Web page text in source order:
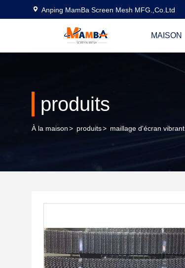
Anping MamBa Screen Mesh MFG.,Co.Ltd
MAISON
produits
À la maison> produits> maillage d'écran vibrant